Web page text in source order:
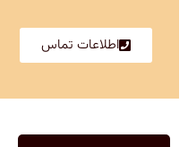
اطلاعات تماس